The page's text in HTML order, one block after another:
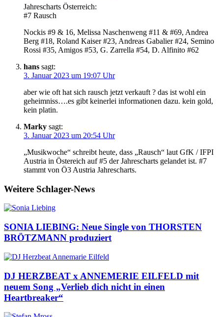
Jahrescharts Österreich:
#7 Rausch
Nockis #9 & 16, Melissa Naschenweng #11 & #69, Andrea
Berg #18, Roland Kaiser #23, Andreas Gabalier #24, Semino
Rossi #35, Amigos #53, G. Zarrella #54, D. Alfinito #62
hans sagt:
3. Januar 2023 um 19:07 Uhr
aber wie oft hat sich rausch jetzt verkauft ? das ist wohl ein
geheimniss….es gibt keinerlei informationen dazu. kein gold,
kein platin.
Marky sagt:
3. Januar 2023 um 20:54 Uhr
„Musikwoche“ schreibt heute, dass „Rausch“ laut GfK / IFPI
Austria in Östereich auf #5 der Jahrescharts gelandet ist. #7
stammt von Ö3 Austria Jahrescharts.
Weitere Schlager-News
SONIA LIEBING: Neue Single von THORSTEN
BRÖTZMANN produziert
DJ HERZBEAT x ANNEMERIE EILFELD mit
neuem Song „Verlieb dich nicht in einen
Heartbreaker“